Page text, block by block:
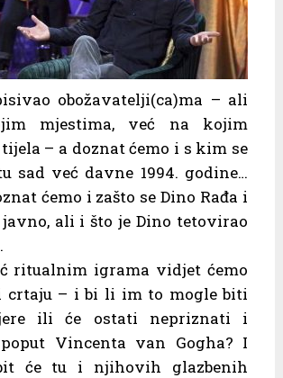
obožavatelji(ca)ma – ali
mjestima, već na kojim
– a doznat ćemo i s kim se
sad već davne 1994. godine…
ćemo i zašto se Dino Rađa i
ali i što je Dino tetovirao
ritualnim igrama vidjet ćemo
crtaju – i bi li im to mogle biti
ili će ostati nepriznati i
Vincenta van Gogha? I
će tu i njihovih glazbenih